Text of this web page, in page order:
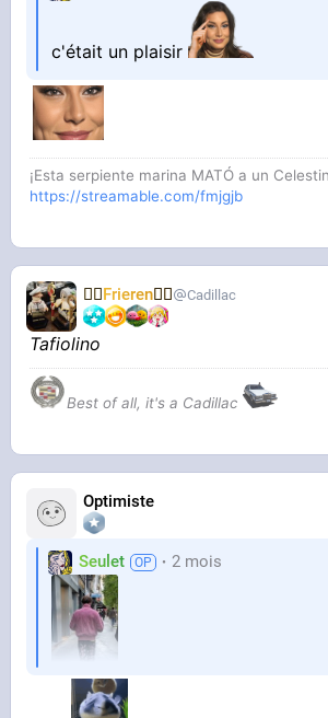
c'était un plaisir
¡Esta serpiente marina MATÓ a un
https://streamable.com/fmjgjb
🧝‍♀️Frieren🧝‍♀️ Cadillac
Tafiolino
Best of all, it's a Cadillac
Optimiste
Seulet 2 mois